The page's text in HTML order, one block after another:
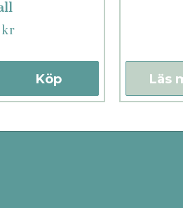
kr
Köp Läs